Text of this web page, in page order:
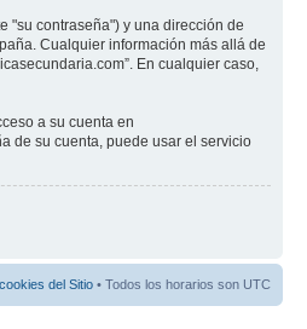
"su contraseña") y una dirección de
Cualquier información más allá de
En cualquier caso,
a su cuenta en
de su cuenta, puede usar el servicio
del Sitio • Todos los horarios son UTC